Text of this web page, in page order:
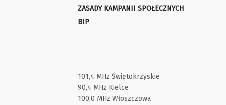
ZASADY KAMPANII SPOŁECZNYCH
BIP
101,4 MHz Świętokrzyskie
90,4 MHz Kielce
100,0 MHz Włoszczowa